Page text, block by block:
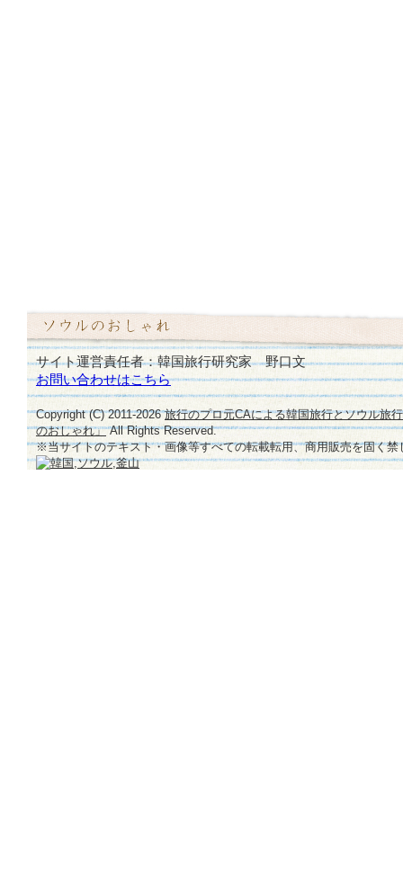
サイト運営責任者：韓国旅行研究家 野口文
お問い合わせはこちら
Copyright (C) 2011-2026旅行のプロ元CAによる韓国旅行とソウル旅
のおしゃれ」All Rights Reserved.
※当サイトのテキスト・画像等すべての転載転用、商用販売を固く禁